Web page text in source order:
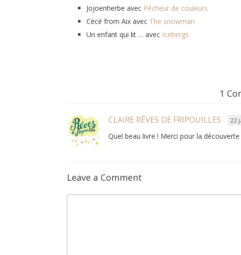
Jojoenherbe avec Pêcheur de couleurs
Cécé from Aix avec The snowman
Un enfant qui lit … avec Icebergs
1
CLAIRE RÊVES DE FRIPOUILLES 22
Quel beau livre ! Merci pour la
Leave a Comment